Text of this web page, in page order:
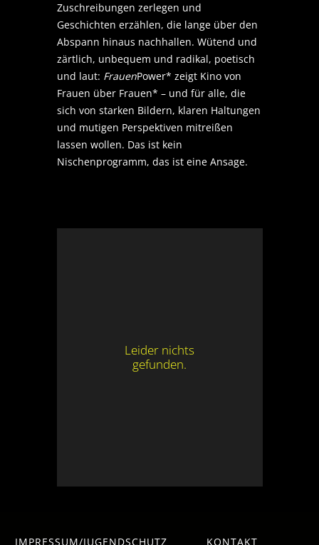
Zuschreibungen zerlegen und
Geschichten erzählen, die lange über den
Abspann hinaus nachhallen. Wütend und
zärtlich, unbequem und radikal, poetisch
und laut: FrauenPower* zeigt Kino von
Frauen über Frauen* – und für alle, die
sich von starken Bildern, klaren Haltungen
und mutigen Perspektiven mitreißen
lassen wollen. Das ist kein
Nischenprogramm, das ist eine Ansage.
Leider nichts
gefunden.
IMPRESSUM/JUGENDSCHUTZ KONTAKT